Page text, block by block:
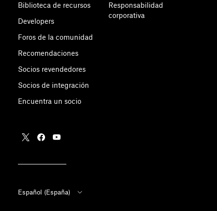
Biblioteca de recursos
Developers
Foros de la comunidad
Recomendaciones
Socios revendedores
Socios de integración
Encuentra un socio
Responsabilidad
corporativa
Español (España)